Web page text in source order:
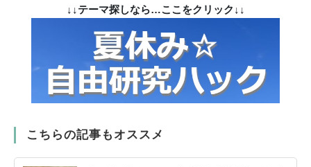
↓↓テーマ探しなら…ここをクリック↓↓
こちらの記事もオススメ